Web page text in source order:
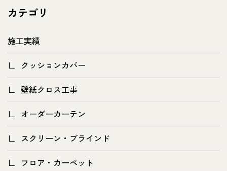
カテゴリ
施工実績
クッションカバー
壁紙クロス工事
オーダーカーテン
スクリーン・ブラインド
フロア・カーペット